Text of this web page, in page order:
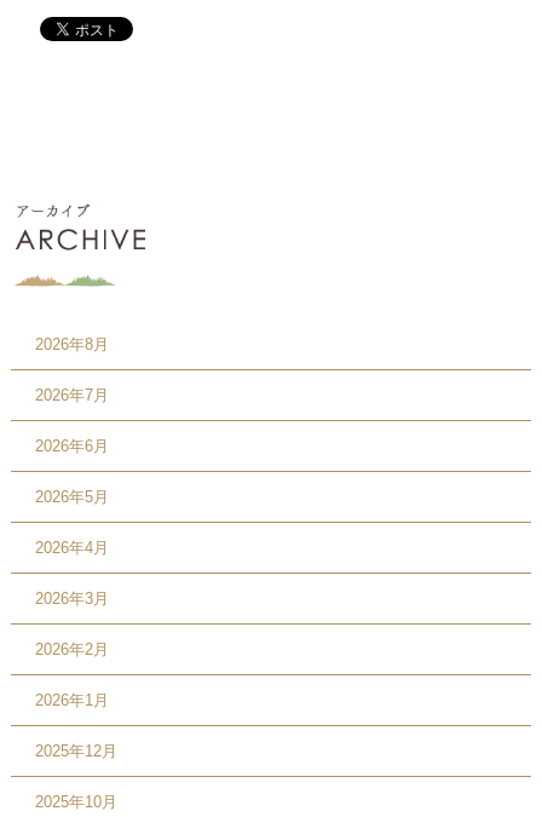
2026年8月
2026年7月
2026年6月
2026年5月
2026年4月
2026年3月
2026年2月
2026年1月
2025年12月
2025年10月